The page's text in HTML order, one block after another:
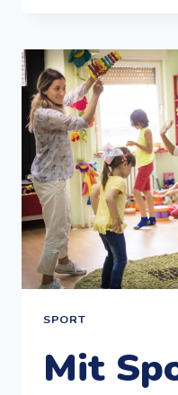
SPASS U
ND S
SPORT
Mit